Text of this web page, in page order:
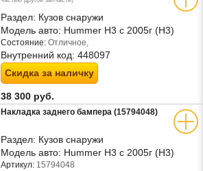
Раздел: Кузов снаружи
Модель авто: Hummer H3 с 2005г (Н3)
Состояние: Отличное,
Внутренний код: 448097
Скидка за наличку
38 300 руб.
Накладка заднего бампера (15794048)
Раздел: Кузов снаружи
Модель авто: Hummer H3 с 2005г (Н3)
Артикул: 15794048